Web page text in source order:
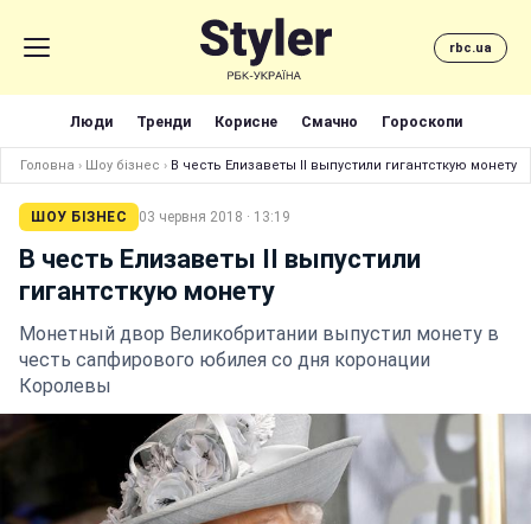
rbc.ua
Люди Тренди Корисне Смачно Гороскопи
Головна › Шоу бізнес › В честь Елизаветы II выпустили гигантсткую монету
ШОУ БІЗНЕС 03 червня 2018 · 13:19
В честь Елизаветы II выпустили
гигантсткую монету
Монетный двор Великобритании выпустил монету в
честь сапфирового юбилея со дня коронации
Королевы